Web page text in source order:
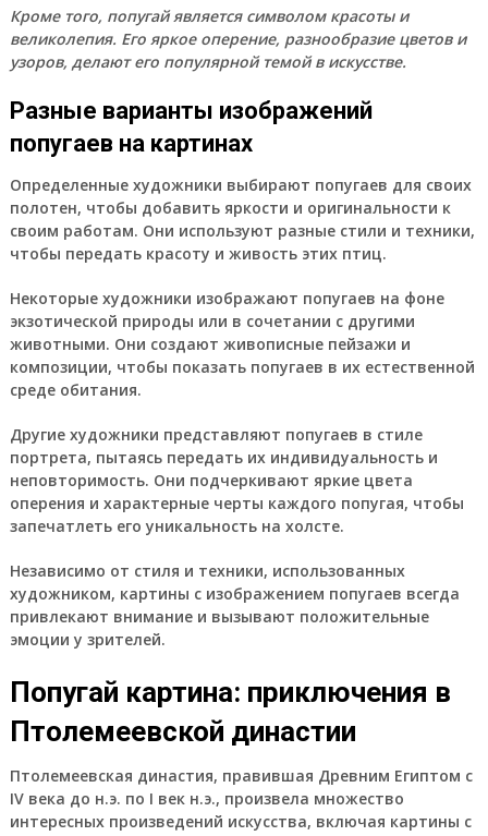
Кроме того, попугай является символом красоты и
великолепия. Его яркое оперение, разнообразие цветов и
узоров, делают его популярной темой в искусстве.
Разные варианты изображений
попугаев на картинах
Определенные художники выбирают попугаев для своих
полотен, чтобы добавить яркости и оригинальности к
своим работам. Они используют разные стили и техники,
чтобы передать красоту и живость этих птиц.
Некоторые художники изображают попугаев на фоне
экзотической природы или в сочетании с другими
животными. Они создают живописные пейзажи и
композиции, чтобы показать попугаев в их естественной
среде обитания.
Другие художники представляют попугаев в стиле
портрета, пытаясь передать их индивидуальность и
неповторимость. Они подчеркивают яркие цвета
оперения и характерные черты каждого попугая, чтобы
запечатлеть его уникальность на холсте.
Независимо от стиля и техники, использованных
художником, картины с изображением попугаев всегда
привлекают внимание и вызывают положительные
эмоции у зрителей.
Попугай картина: приключения в
Птолемеевской династии
Птолемеевская династия, правившая Древним Египтом с
IV века до н.э. по I век н.э., произвела множество
интересных произведений искусства, включая картины с